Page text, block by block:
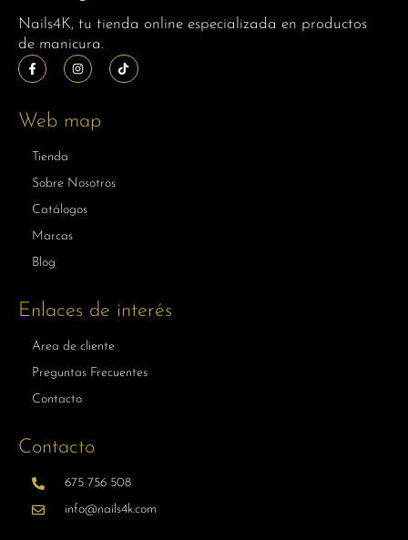
Nails4K, tu tienda online especializada en productos
de manicura.
Web map
Tienda
Sobre Nosotros
Catálogos
Marcas
Blog
Enlaces de interés
Area de cliente
Preguntas Frecuentes
Contacto
Contacto
675 756 508
info@nails4k.com